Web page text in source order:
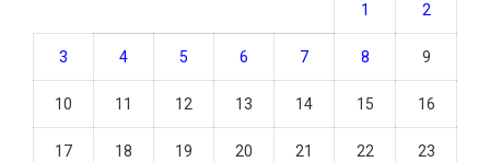
1 2
3 4 5 6 7 8 9
10 11 12 13 14 15 16
17 18 19 20 21 22 23